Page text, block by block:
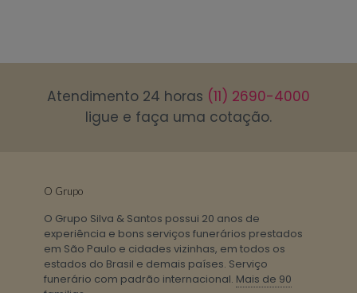
Atendimento 24 horas (11) 2690-4000
ligue e faça uma cotação.
O Grupo
O Grupo Silva & Santos possui 20 anos de
experiência e bons serviços funerários prestados
em São Paulo e cidades vizinhas, em todos os
estados do Brasil e demais países. Serviço
funerário com padrão internacional. Mais de 90